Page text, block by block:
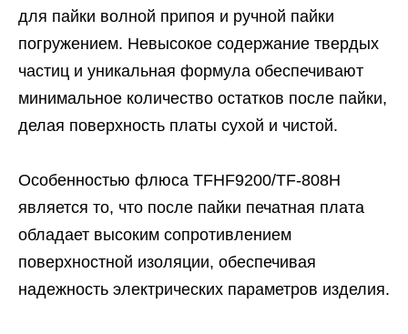
для пайки волной припоя и ручной пайки
погружением. Невысокое содержание твердых
частиц и уникальная формула обеспечивают
минимальное количество остатков после пайки,
делая поверхность платы сухой и чистой.
Особенностью флюса TFHF9200/TF-808H
является то, что после пайки печатная плата
обладает высоким сопротивлением
поверхностной изоляции, обеспечивая
надежность электрических параметров изделия.